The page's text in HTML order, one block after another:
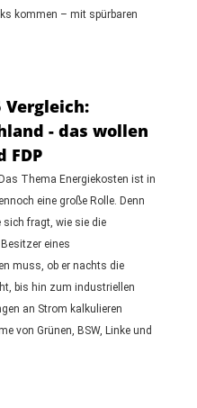
kommen – mit spürbaren
Vergleich:
- das wollen
FDP
Thema Energiekosten ist in
eine große Rolle. Denn
sich fragt, wie sie die
eines
muss, ob er nachts die
bis hin zum industriellen
an Strom kalkulieren
von Grünen, BSW, Linke und